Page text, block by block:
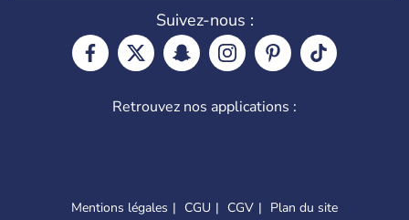
Suivez-nous :
Retrouvez nos applications :
Mentions légales CGU CGV Plan du site